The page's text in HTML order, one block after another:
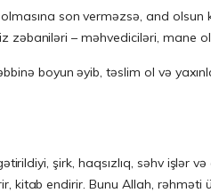
son verməzsə, and olsun
– məhvediciləri, mane
boyun əyib, təslim ol və
şirk, haqsızlıq, səhv işlər və
kitab endirir. Bunu Allah, rəhməti